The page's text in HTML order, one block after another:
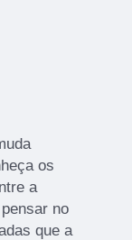
os
a
no
que a